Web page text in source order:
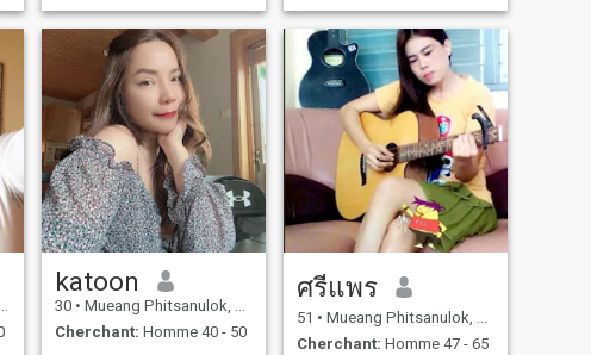
katoon
30 • Mueang Phitsanulok, Phitsanulok, Thailande
Cherchant: Homme 40 - 50
ศรีแพร
51 • Mueang Phitsanulok, Phitsanulok, Thailande
Cherchant: Homme 47 - 65